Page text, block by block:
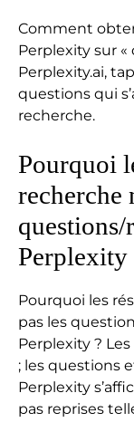
Comment
Perplexity sur «
Perplexity.ai,
questions qui
recherche.
Pourquoi
recherche
questions/
Perplexity
Pourquoi les
pas les
Perplexity ?
; les questions
Perplexity
pas reprises